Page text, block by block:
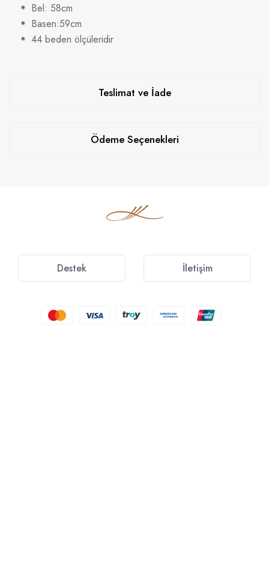
Bel: 58cm
Basen:59cm
44 beden ölçüleridir
Teslimat ve İade
Ödeme Seçenekleri
Destek İletişim